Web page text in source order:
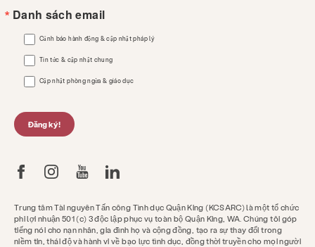
Trung tâm Tài nguyên Tấn công Tình dục Quận King (KCSARC) là một tổ chức
phi lợi nhuận 501 (c) 3 độc lập phục vụ toàn bộ Quận King, WA. Chúng tôi góp
tiếng nói cho nạn nhân, gia đình họ và cộng đồng, tạo ra sự thay đổi trong
niềm tin, thái độ và hành vi về bạo lực tình dục, đồng thời truyền cho mọi người
Danh sách email
Cảnh báo hành động & cập nhật pháp lý
Tin tức & cập nhật chung
Cập nhật phòng ngừa & giáo dục
Đăng ký!